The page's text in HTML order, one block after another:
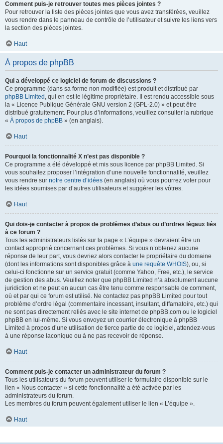
Comment puis-je retrouver toutes mes pièces jointes ?
Pour retrouver la liste des pièces jointes que vous avez transférées, veuillez
vous rendre dans le panneau de contrôle de l’utilisateur et suivre les liens vers
la section des pièces jointes.
Haut
À propos de phpBB
Qui a développé ce logiciel de forum de discussions ?
Ce programme (dans sa forme non modifiée) est produit et distribué par
phpBB Limited , qui en est le légitime propriétaire. Il est rendu accessible sous
la « Licence Publique Générale GNU version 2 (GPL-2.0) » et peut être
distribué gratuitement. Pour plus d’informations, veuillez consulter la rubrique
« À propos de phpBB » (en anglais).
Haut
Pourquoi la fonctionnalité X n’est pas disponible ?
Ce programme a été développé et mis sous licence par phpBB Limited. Si
vous souhaitez proposer l’intégration d’une nouvelle fonctionnalité, veuillez
vous rendre sur notre centre d’idées (en anglais) où vous pourrez voter pour
les idées soumises par d’autres utilisateurs et suggérer les vôtres.
Haut
Qui dois-je contacter à propos de problèmes d’abus ou d’ordres légaux liés
à ce forum ?
Tous les administrateurs listés sur la page « L’équipe » devraient être un
contact approprié concernant ces problèmes. Si vous n’obtenez aucune
réponse de leur part, vous devriez alors contacter le propriétaire du domaine
(dont les informations sont disponibles grâce à une requête WHOIS), ou, si
celui-ci fonctionne sur un service gratuit (comme Yahoo, Free, etc.), le service
de gestion des abus. Veuillez noter que phpBB Limited n’a absolument aucune
juridiction et ne peut en aucun cas être tenu comme responsable de comment,
où et par qui ce forum est utilisé. Ne contactez pas phpBB Limited pour tout
problème d’ordre légal (commentaire incessant, insultant, diffamatoire, etc.) qui
ne sont pas directement reliés avec le site internet de phpBB.com ou le logiciel
phpBB en lui-même. Si vous envoyez un courrier électronique à phpBB
Limited à propos d’une utilisation de tierce partie de ce logiciel, attendez-vous
à une réponse laconique ou à ne pas recevoir de réponse.
Haut
Comment puis-je contacter un administrateur du forum ?
Tous les utilisateurs du forum peuvent utiliser le formulaire disponible sur le
lien « Nous contacter » si cette fonctionnalité a été activée par les
administrateurs du forum.
Les membres du forum peuvent également utiliser le lien « L’équipe ».
Haut